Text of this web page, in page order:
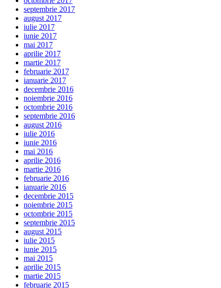
septembrie 2017
august 2017
iulie 2017
iunie 2017
mai 2017
aprilie 2017
martie 2017
februarie 2017
ianuarie 2017
decembrie 2016
noiembrie 2016
octombrie 2016
septembrie 2016
august 2016
iulie 2016
iunie 2016
mai 2016
aprilie 2016
martie 2016
februarie 2016
ianuarie 2016
decembrie 2015
noiembrie 2015
octombrie 2015
septembrie 2015
august 2015
iulie 2015
iunie 2015
mai 2015
aprilie 2015
martie 2015
februarie 2015